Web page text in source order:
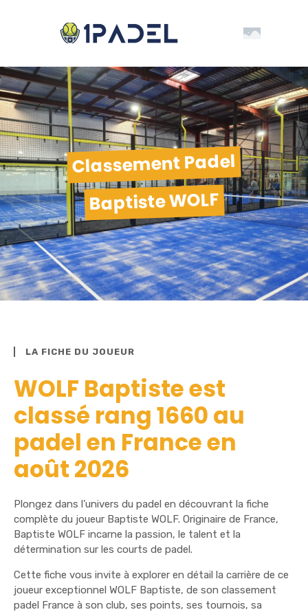
Classement Padel
Baptiste WOLF
LA FICHE DU JOUEUR
WOLF Baptiste est
classé rang 1660 au
padel en France en
août 2026
Plongez dans l’univers du padel en découvrant la fiche
complète du joueur Baptiste WOLF. Originaire de France,
Baptiste WOLF incarne la passion, le talent et la
détermination sur les courts de padel.
Cette fiche vous invite à explorer en détail la carrière de ce
joueur exceptionnel WOLF Baptiste, de son classement
padel France à son club, ses points, ses tournois, sa